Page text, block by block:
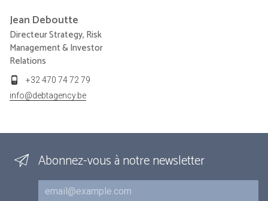
Jean Deboutte
Directeur Strategy, Risk
Management & Investor
Relations
+32 470 74 72 79
info@debtagency.be
Abonnez-vous à notre newsletter
Courriel